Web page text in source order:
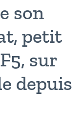
son
petit
sur
depuis